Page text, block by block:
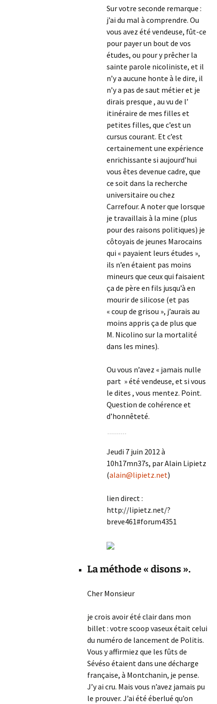
Sur votre seconde remarque :
j’ai du mal à comprendre. Ou
vous avez été vendeuse, fût-ce
pour payer un bout de vos
études, ou pour y prêcher la
sainte parole nicoliniste, et il
n’y a aucune honte à le dire, il
n’y a pas de saut métier et je
dirais presque , au vu de l’
itinéraire de mes filles et
petites filles, que c’est un
cursus courant. Et c’est
certainement une expérience
enrichissante si aujourd’hui
vous êtes devenue cadre, que
ce soit dans la recherche
universitaire ou chez
Carrefour. A noter que lorsque
je travaillais à la mine (plus
pour des raisons politiques) je
côtoyais de jeunes Marocains
qui « payaient leurs études »,
ils n’en étaient pas moins
mineurs que ceux qui faisaient
ça de père en fils jusqu’à en
mourir de silicose (et pas
« coup de grisou », j’aurais au
moins appris ça de plus que
M. Nicolino sur la mortalité
dans les mines).
Ou vous n’avez « jamais nulle
part » été vendeuse, et si vous
le dites , vous mentez. Point.
Question de cohérence et
d’honnêteté.
Jeudi 7 juin 2012 à
10h17mn37s, par Alain Lipietz
(alain@lipietz.net)
lien direct :
http://lipietz.net/?
breve461#forum4351
La méthode « disons ».
Cher Monsieur
je crois avoir été clair dans mon
billet : votre scoop vaseux était celui
du numéro de lancement de Politis.
Vous y affirmiez que les fûts de
Sévéso étaient dans une décharge
française, à Montchanin, je pense.
J’y ai cru. Mais vous n’avez jamais pu
le prouver. J’ai été éberlué qu’on